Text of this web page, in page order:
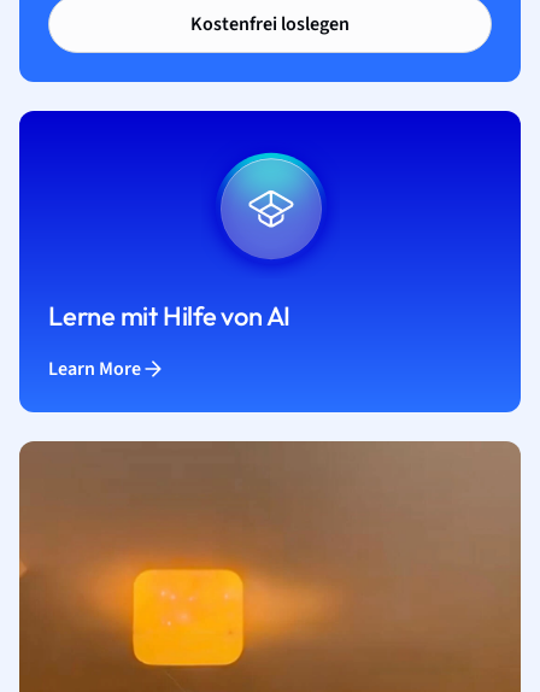
Kostenfrei loslegen
Lerne mit Hilfe von AI
Learn More